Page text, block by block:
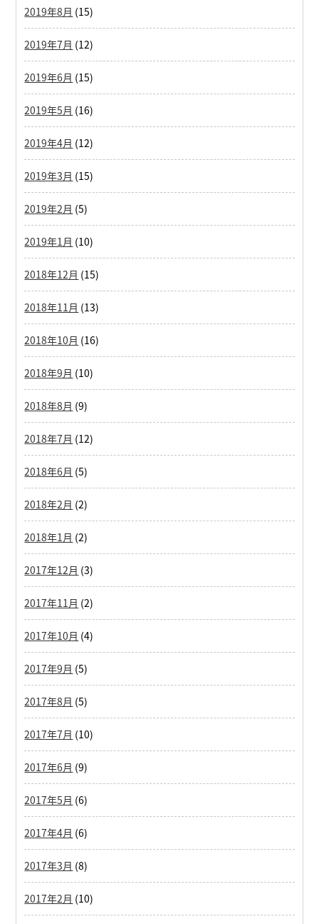
2019年8月 (15)
2019年7月 (12)
2019年6月 (15)
2019年5月 (16)
2019年4月 (12)
2019年3月 (15)
2019年2月 (5)
2019年1月 (10)
2018年12月 (15)
2018年11月 (13)
2018年10月 (16)
2018年9月 (10)
2018年8月 (9)
2018年7月 (12)
2018年6月 (5)
2018年2月 (2)
2018年1月 (2)
2017年12月 (3)
2017年11月 (2)
2017年10月 (4)
2017年9月 (5)
2017年8月 (5)
2017年7月 (10)
2017年6月 (9)
2017年5月 (6)
2017年4月 (6)
2017年3月 (8)
2017年2月 (10)